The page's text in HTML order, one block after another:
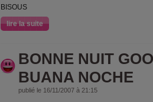
BISOUS
lire la suite
BONNE NUIT
BUANA NOCHE
publié le 16/11/2007 à 21:15